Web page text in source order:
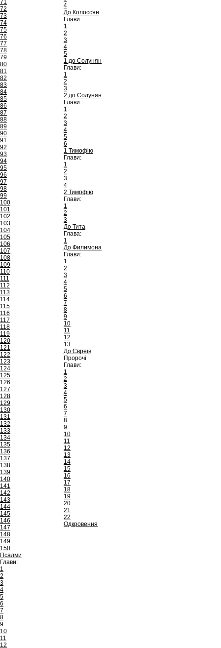
71
72
73
74
75
76
77
78
79
80
81
82
83
84
85
86
87
88
89
90
91
92
93
94
95
96
97
98
99
100
101
102
103
104
105
106
107
108
109
110
111
112
113
114
115
116
117
118
119
120
121
122
123
124
125
126
127
128
129
130
131
132
133
134
135
136
137
138
139
140
141
142
143
144
145
146
147
148
149
150
Псалми
Глави:
1
2
3
4
5
6
7
8
9
10
11
12
4
До Колоссян
Глави:
1
2
3
4
5
1 до Солунян
Глави:
1
2
3
2 до Солунян
Глави:
1
2
3
4
5
6
1 Тимофію
Глави:
1
2
3
4
2 Тимофію
Глави:
1
2
3
До Тита
Глава:
1
До Филимона
Глави:
1
2
3
4
5
6
7
8
9
10
11
12
13
До Євреїв
Пророчі
Глави:
1
2
3
4
5
6
7
8
9
10
11
12
13
14
15
16
17
18
19
20
21
22
Одкровення